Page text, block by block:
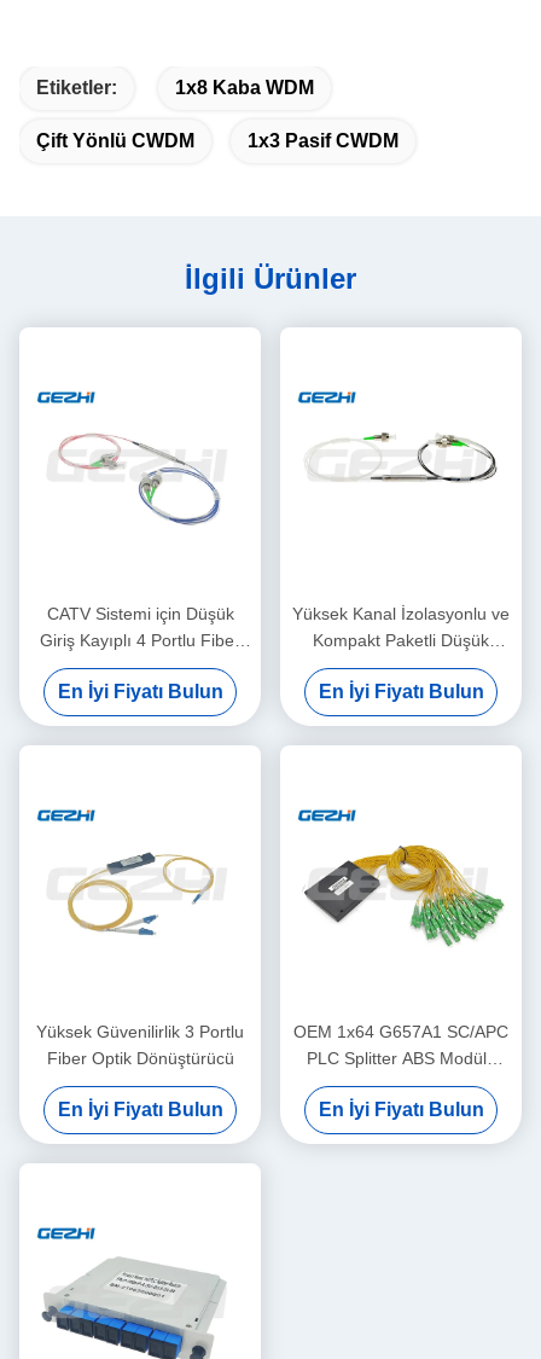
Etiketler: 1x8 Kaba WDM
Çift Yönlü CWDM 1x3 Pasif CWDM
İlgili Ürünler
CATV Sistemi için Düşük
Giriş Kayıplı 4 Portlu Fiber
Optik Sirkülatör, Yüksek
İzolasyonlu
En İyi Fiyatı Bulun
Yüksek Kanal İzolasyonlu ve
Kompakt Paketli Düşük
Ekleme Kaybı 3 Portlu Optik
Sirkülatör
En İyi Fiyatı Bulun
Yüksek Güvenilirlik 3 Portlu
Fiber Optik Dönüştürücü
En İyi Fiyatı Bulun
OEM 1x64 G657A1 SC/APC
PLC Splitter ABS Modülü
FTTH PON Ağları için
En İyi Fiyatı Bulun